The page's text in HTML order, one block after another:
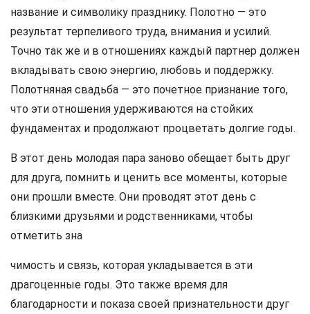
название и символику празднику. Полотно — это
результат терпеливого труда, внимания и усилий.
Точно так же и в отношениях каждый партнер должен
вкладывать свою энергию, любовь и поддержку.
Полотняная свадьба — это почетное признание того,
что эти отношения удерживаются на стойких
фундаментах и продолжают процветать долгие годы.
В этот день молодая пара заново обещает быть друг
для друга, помнить и ценить все моменты, которые
они прошли вместе. Они проводят этот день с
близкими друзьями и родственниками, чтобы
отметить зна
чимость и связь, которая укладывается в эти
драгоценные годы. Это также время для
благодарности и показа своей признательности друг